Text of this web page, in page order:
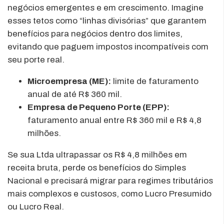
negócios emergentes e em crescimento. Imagine
esses tetos como “linhas divisórias” que garantem
benefícios para negócios dentro dos limites,
evitando que paguem impostos incompatíveis com
seu porte real.
Microempresa (ME): limite de faturamento
anual de até R$ 360 mil.
Empresa de Pequeno Porte (EPP):
faturamento anual entre R$ 360 mil e R$ 4,8
milhões.
Se sua Ltda ultrapassar os R$ 4,8 milhões em
receita bruta, perde os benefícios do Simples
Nacional e precisará migrar para regimes tributários
mais complexos e custosos, como Lucro Presumido
ou Lucro Real.